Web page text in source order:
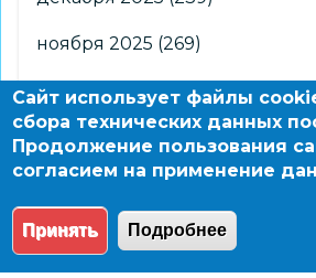
ноября 2025 (269)
октября 2025(266)
сентября 2025 (176)
августа 2025 (2)
© 2004 - 2026 Новосибирский
Сайт использует файлы
сбора технических данных
Продолжение пользования
согласием на применение
Принять Подробнее